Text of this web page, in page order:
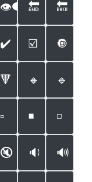
👁‍🗨 🔚 🔙
✔️ ☑️ 🔘
🔻 🔸 🔹
▫️ ◾️ ◽️
🔇 🔉 🔊